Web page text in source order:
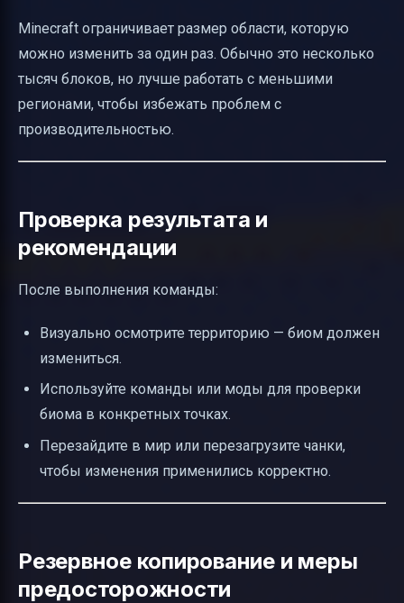
Minecraft ограничивает размер области, которую
можно изменить за один раз. Обычно это несколько
тысяч блоков, но лучше работать с меньшими
регионами, чтобы избежать проблем с
производительностью.
Проверка результата и
рекомендации
После выполнения команды:
Визуально осмотрите территорию — биом должен
измениться.
Используйте команды или моды для проверки
биома в конкретных точках.
Перезайдите в мир или перезагрузите чанки,
чтобы изменения применились корректно.
Резервное копирование и меры
предосторожности